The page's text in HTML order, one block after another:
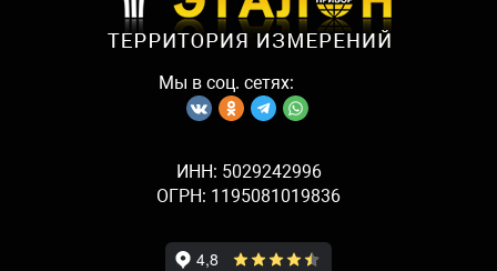
Мы в соц. сетях:
ИНН: 5029242996
ОГРН: 1195081019836